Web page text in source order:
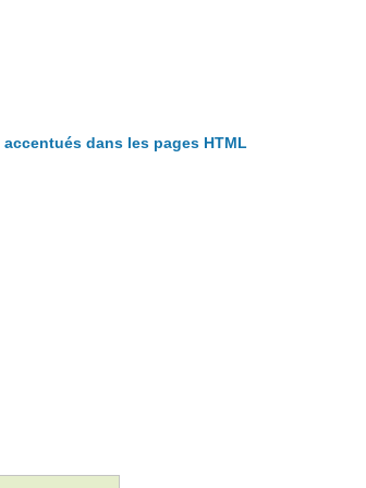
dans les pages HTML